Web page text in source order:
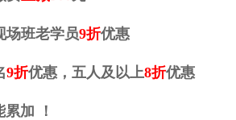
场班老学员9折优惠
9折优惠，五人及以上8折优惠
加 ！